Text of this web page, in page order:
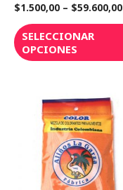
Valorado
en
de
5
$1.500,00 – $59.600,00
SELECCIONAR
OPCIONES